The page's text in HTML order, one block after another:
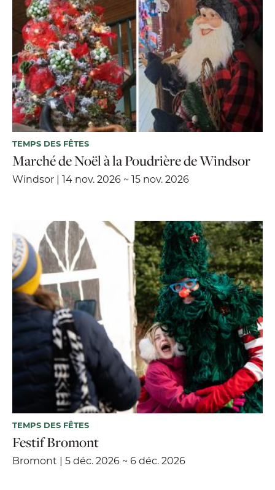
TEMPS DES FÊTES
Marché de Noël à la Poudrière de Windsor
Windsor | 14 nov. 2026 ~ 15 nov. 2026
TEMPS DES FÊTES
Festif Bromont
Bromont | 5 déc. 2026 ~ 6 déc. 2026